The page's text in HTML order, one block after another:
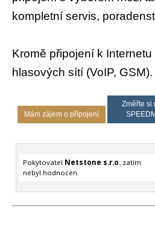
kompletní servis,
Kromě připojení k
hlasových sítí (VoIP, GSM).
Mám zájem o připojení
Změřte si
Pokytovatel Netstone s.r.o.zatím
nebyl hodnocen.